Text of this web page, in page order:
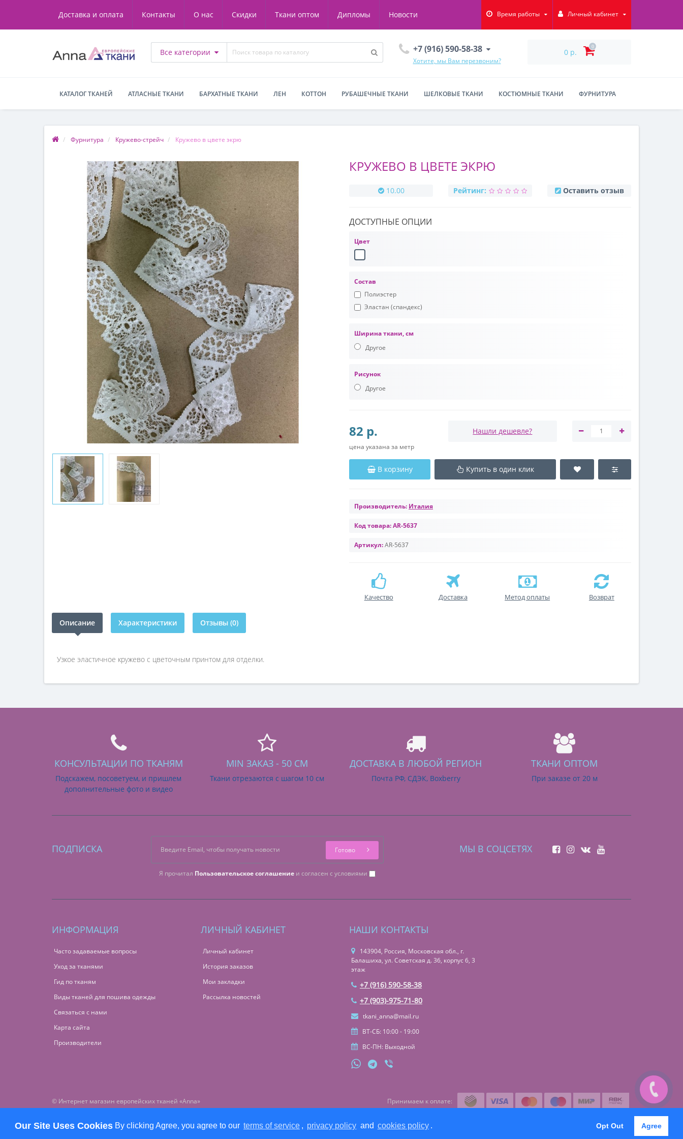
Our Site Uses Cookies By clicking Agree, you agree to our terms of service , privacy policy and cookies policy . Opt Out Agree
Доставка и оплата Контакты О нас Скидки Ткани оптом Дипломы Новости Время работы Личный кабинет
Все категории +7 (916) 590-58-38
Хотите, мы Вам перезвоним?
0 р.
0
КАТАЛОГ ТКАНЕЙ АТЛАСНЫЕ ТКАНИ БАРХАТНЫЕ ТКАНИ ЛЕН КОТТОН РУБАШЕЧНЫЕ ТКАНИ ШЕЛКОВЫЕ ТКАНИ КОСТЮМНЫЕ ТКАНИ ФУРНИТУРА
Фурнитура Кружево-стрейч Кружево в цвете экрю
КРУЖЕВО В ЦВЕТЕ ЭКРЮ
10.00 Рейтинг: Оставить отзыв
ДОСТУПНЫЕ ОПЦИИ
Цвет
Состав
Полиэстер
Эластан (спандекс)
Ширина ткани, см
Другое
Рисунок
Другое
82 р.
цена указана за метр
Нашли дешевле?
В корзину Купить в один клик
Производитель: Италия
Код товара:AR-5637
Артикул:AR-5637
Качество Доставка Метод оплаты Возврат
Описание Характеристики Отзывы (0)
Узкое эластичное кружево с цветочным принтом для отделки.
КОНСУЛЬТАЦИИ ПО ТКАНЯМ
Подскажем, посоветуем, и пришлем
дополнительные фото и видео
MIN ЗАКАЗ - 50 СМ
Ткани отрезаются с шагом 10 см
ДОСТАВКА В ЛЮБОЙ РЕГИОН
Почта РФ, СДЭК, Boxberry
ТКАНИ ОПТОМ
При заказе от 20 м
ПОДПИСКА
Я прочитал Пользовательское соглашениеи согласен с условиями
Готово МЫ В СОЦСЕТЯХ
ИНФОРМАЦИЯ
Часто задаваемые вопросы
Уход за тканями
Гид по тканям
Виды тканей для пошива одежды
Связаться с нами
Карта сайта
Производители
ЛИЧНЫЙ КАБИНЕТ
Личный кабинет
История заказов
Мои закладки
Рассылка новостей
НАШИ КОНТАКТЫ
143904, Россия, Московская обл., г.
Балашиха, ул. Советская д. 36, корпус 6, 3
этаж
+7 (916) 590-58-38
+7 (903)-975-71-80
tkani_anna@mail.ru
ВТ-СБ: 10:00 - 19:00
ВС-ПН: Выходной
© Интернет магазин европейских тканей «Anna» Принимаем к оплате:
Вы смотрели Избранные товары 0 Сравнение товаров